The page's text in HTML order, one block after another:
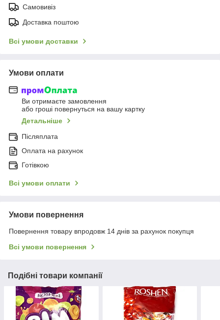
Самовивіз
Доставка поштою
Всі умови доставки
Умови оплати
Ви отримаєте замовлення
або гроші повернуться на вашу картку
Детальніше
Післяплата
Оплата на рахунок
Готівкою
Всі умови оплати
Умови повернення
Повернення товару впродовж 14 днів за рахунок покупця
Всі умови повернення
Подібні товари компанії